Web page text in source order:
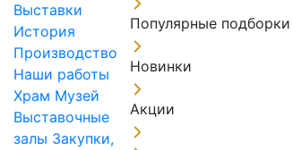
Выставки
История
Производство
Наши работы
Храм Музей
Выставочные
залы Закупки,
Популярные подборки
Новинки
Акции